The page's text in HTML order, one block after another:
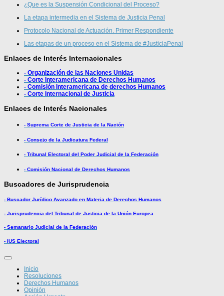
¿Que es la Suspensión Condicional del Proceso?
La etapa intermedia en el Sistema de Justicia Penal
Protocolo Nacional de Actuación. Primer Respondiente
Las etapas de un proceso en el Sistema de #JusticiaPenal
Enlaces de Interés Internacionales
- Organización de las Naciones Unidas
- Corte Interamericana de Derechos Humanos
- Comisión Interamericana de derechos Humanos
- Corte Internacional de Justicia
Enlaces de Interés Nacionales
- Suprema Corte de Justicia de la Nación
- Consejo de la Judicatura Federal
- Tribunal Electoral del Poder Judicial de la Federación
- Comisión Nacional de Derechos Humanos
Buscadores de Jurisprudencia
- Buscador Jurídico Avanzado en Materia de Derechos Humanos
- Jurisprudencia del Tribunal de Justicia de la Unión Europea
- Semanario Judicial de la Federación
- IUS Electoral
Inicio
Resoluciones
Derechos Humanos
Opinión